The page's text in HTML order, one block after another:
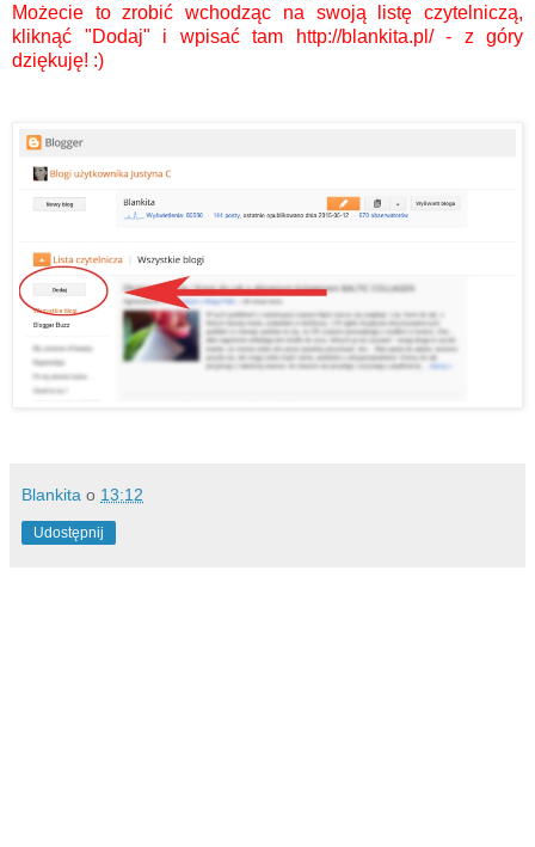
Możecie to zrobić wchodząc na swoją listę czytelniczą,
kliknąć "Dodaj" i wpisać tam http://blankita.pl/ - z góry
dziękuję! :)
Blankita o 13:12
Udostępnij